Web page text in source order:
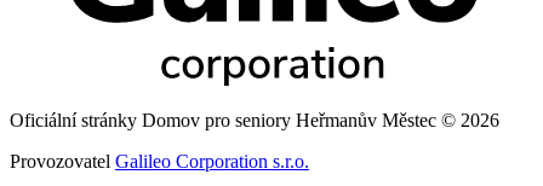
Oficiální stránky Domov pro seniory Heřmanův Městec © 2026
Provozovatel Galileo Corporation s.r.o.